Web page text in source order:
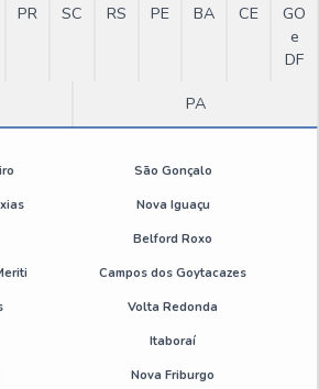
spray atacado
pintável
de silicone desmoldante
de silicone valor
spray sp
spray 300ml sp
PR SC RS PE BA CE
GO
e
DF
PA
São Gonçalo
Nova Iguaçu
Belford Roxo
Campos dos Goytacazes
Volta Redonda
Itaboraí
Nova Friburgo